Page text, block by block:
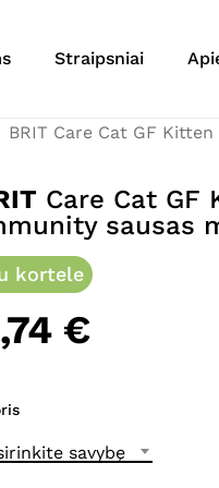
Straipsniai
BRIT Care Cat GF
Care Cat GF
sausas
kortele
€
savybę
Būkite pirmas aprašęs
El. pašto adresas
Jūsų atsiliepimas*
Pavadinimas*